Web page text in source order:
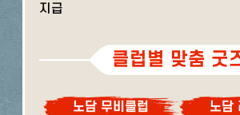
지급
클럽별 맞춤 굿
노담 무비클럽 노담